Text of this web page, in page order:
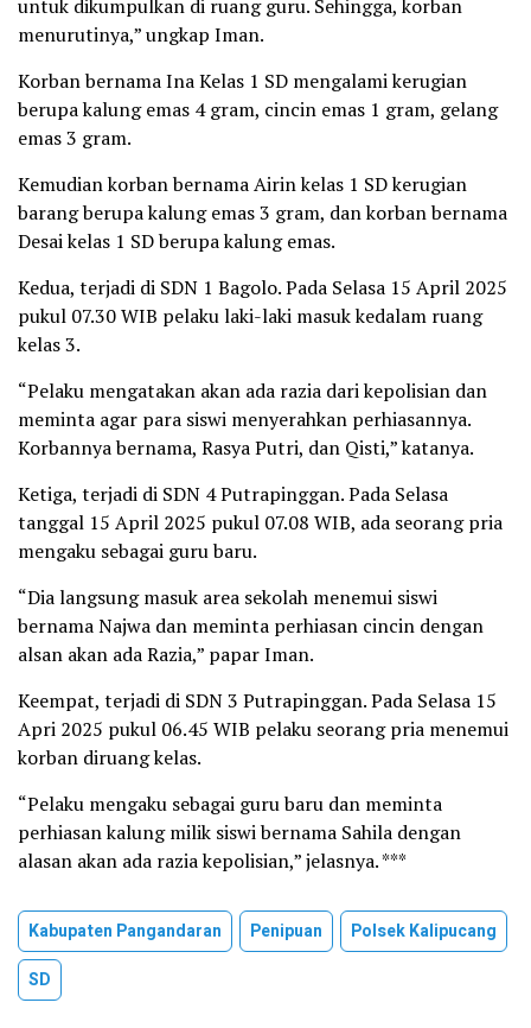
untuk dikumpulkan di ruang guru. Sehingga, korban
menurutinya,” ungkap Iman.
Korban bernama Ina Kelas 1 SD mengalami kerugian
berupa kalung emas 4 gram, cincin emas 1 gram, gelang
emas 3 gram.
Kemudian korban bernama Airin kelas 1 SD kerugian
barang berupa kalung emas 3 gram, dan korban bernama
Desai kelas 1 SD berupa kalung emas.
Kedua, terjadi di SDN 1 Bagolo. Pada Selasa 15 April 2025
pukul 07.30 WIB pelaku laki-laki masuk kedalam ruang
kelas 3.
“Pelaku mengatakan akan ada razia dari kepolisian dan
meminta agar para siswi menyerahkan perhiasannya.
Korbannya bernama, Rasya Putri, dan Qisti,” katanya.
Ketiga, terjadi di SDN 4 Putrapinggan. Pada Selasa
tanggal 15 April 2025 pukul 07.08 WIB, ada seorang pria
mengaku sebagai guru baru.
“Dia langsung masuk area sekolah menemui siswi
bernama Najwa dan meminta perhiasan cincin dengan
alsan akan ada Razia,” papar Iman.
Keempat, terjadi di SDN 3 Putrapinggan. Pada Selasa 15
Apri 2025 pukul 06.45 WIB pelaku seorang pria menemui
korban diruang kelas.
“Pelaku mengaku sebagai guru baru dan meminta
perhiasan kalung milik siswi bernama Sahila dengan
alasan akan ada razia kepolisian,” jelasnya. ***
Kabupaten Pangandaran Penipuan
Polsek Kalipucang
SD